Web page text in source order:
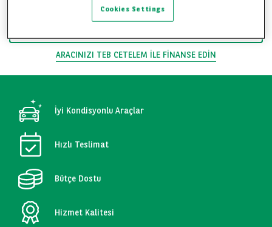
ARACINIZI TEB CETELEM ILE FINANSE EDIN
İyi Kondisyonlu Araçlar
Hızlı Teslimat
Bütçe Dostu
Hizmet Kalitesi
Cookies Settings